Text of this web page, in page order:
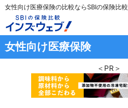
女性向け医療保険の比較ならSBIの保険比
女性向け医療保険
＜PR＞